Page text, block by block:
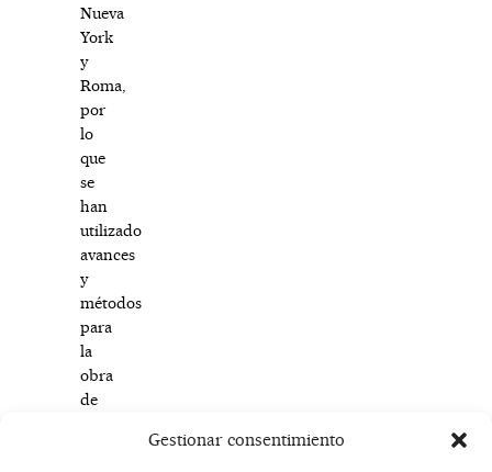
Gestionar consentimiento
Nueva
York
y
Roma,
por
lo
que
se
han
utilizado
avances
y
métodos
para
la
obra
de
internacionales.